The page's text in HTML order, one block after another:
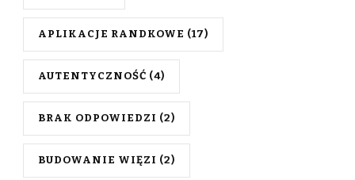
APLIKACJE RANDKOWE (17)
AUTENTYCZNOŚĆ (4)
BRAK ODPOWIEDZI (2)
BUDOWANIE WIĘZI (2)